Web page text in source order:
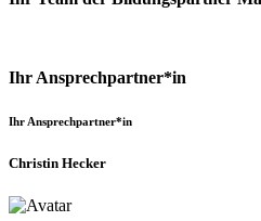
Ihr Ansprechpartner*in
Ihr Ansprechpartner*in
Christin Hecker